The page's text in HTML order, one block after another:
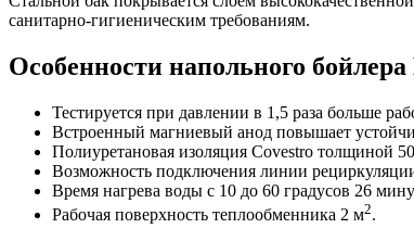
санитарно-гигиеническим требованиям.
Особенности напольного
Тестируется при давлении в 1,5 раза больше
Встроенный магниевый анод повышает
Полиуретановая изоляция Covestro толщиной
Возможность подключения линии
Время нагрева воды с 10 до 60 градусов 26
Рабочая поверхность теплообменника 2 м2.